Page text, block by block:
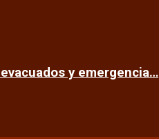
y emergencia…